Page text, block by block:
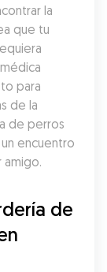
la
que tu
para
de la
de perros
encuentro
amigo.
de